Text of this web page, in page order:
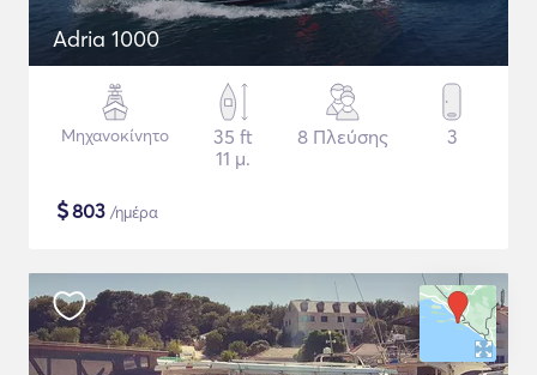
Adria 1000
Μηχανοκίνητο
35 ft
11 μ.
8 Πλεύσης 3
$803 /ημέρα